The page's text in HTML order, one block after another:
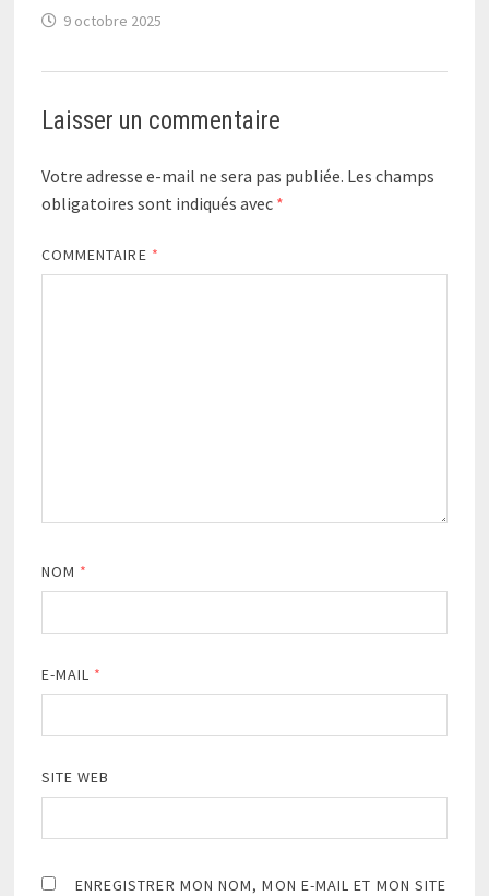
9 octobre 2025
Laisser un commentaire
Votre adresse e-mail ne sera pas publiée. Les champs
obligatoires sont indiqués avec *
COMMENTAIRE *
NOM *
E-MAIL *
SITE WEB
ENREGISTRER MON NOM, MON E-MAIL ET MON SITE